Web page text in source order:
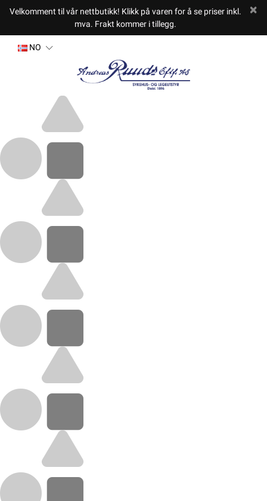
Velkomment til vår nettbutikk! Klikk på varen for å se priser inkl.
mva. Frakt kommer i tillegg.
NO